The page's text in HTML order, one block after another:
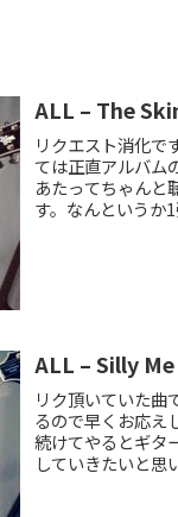
ALL – The
リクエスト消化で
ては正直アルバム
あたってちゃんと
す。なんというか
ALL – Silly Me
リク頂いていた曲
るので早くお応え
続けてやるとギタ
していきたいと思